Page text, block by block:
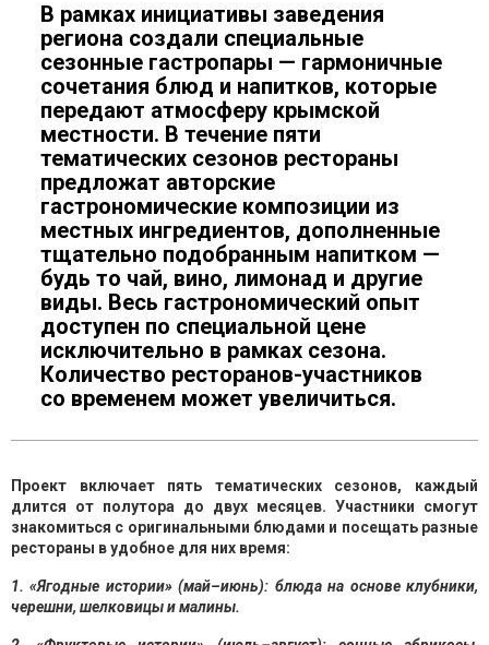
В рамках инициативы заведения
региона создали специальные
сезонные гастропары — гармоничные
сочетания блюд и напитков, которые
передают атмосферу крымской
местности. В течение пяти
тематических сезонов рестораны
предложат авторские
гастрономические композиции из
местных ингредиентов, дополненные
тщательно подобранным напитком —
будь то чай, вино, лимонад и другие
виды. Весь гастрономический опыт
доступен по специальной цене
исключительно в рамках сезона.
Количество ресторанов-участников
со временем может увеличиться.
Проект включает пять тематических сезонов, каждый
длится от полутора до двух месяцев. Участники смогут
знакомиться с оригинальными блюдами и посещать разные
рестораны в удобное для них время:
1. «Ягодные истории» (май–июнь): блюда на основе клубники,
черешни, шелковицы и малины.